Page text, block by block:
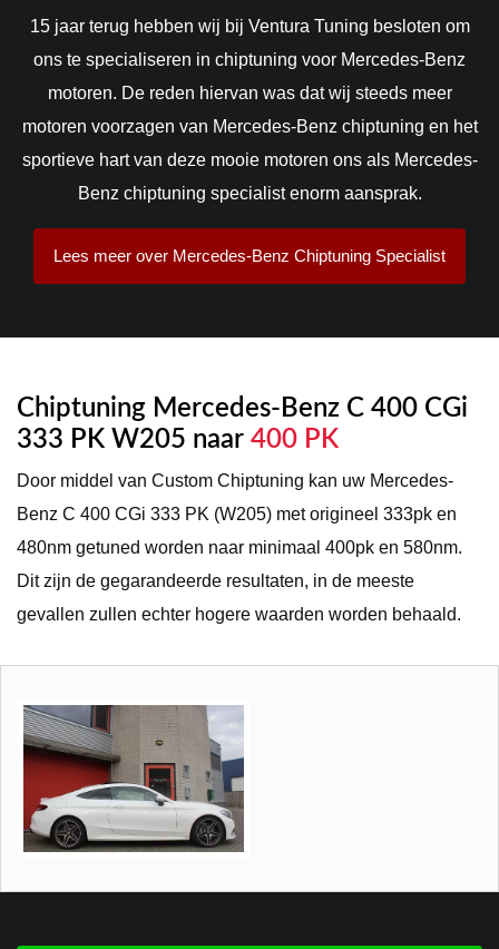
15 jaar terug hebben wij bij Ventura Tuning besloten om
ons te specialiseren in chiptuning voor Mercedes-Benz
motoren. De reden hiervan was dat wij steeds meer
motoren voorzagen van Mercedes-Benz chiptuning en het
sportieve hart van deze mooie motoren ons als Mercedes-
Benz chiptuning specialist enorm aansprak.
Lees meer over Mercedes-Benz Chiptuning Specialist
Chiptuning Mercedes-Benz C 400 CGi
333 PK W205 naar 400 PK
Door middel van Custom Chiptuning kan uw Mercedes-
Benz C 400 CGi 333 PK (W205) met origineel 333pk en
480nm getuned worden naar minimaal 400pk en 580nm.
Dit zijn de gegarandeerde resultaten, in de meeste
gevallen zullen echter hogere waarden worden behaald.